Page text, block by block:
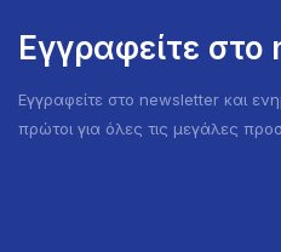
Εγγραφείτε
Εγγραφείτε στο newsletter και
πρώτοι για όλες τις μεγάλες